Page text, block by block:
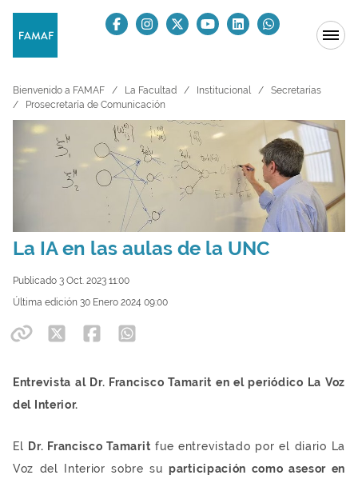
Bienvenido a FAMAF La Facultad Institucional
Secretarías
Prosecretaría de Comunicación
La IA en las aulas de la UNC
Publicado 3 Oct. 2023 11:00
Última edición 30 Enero 2024 09:00
Entrevista al Dr. Francisco Tamarit en el periódico La Voz
del Interior.
El Dr. Francisco Tamarit fue entrevistado por el diario La
Voz del Interior sobre suparticipación como asesor en